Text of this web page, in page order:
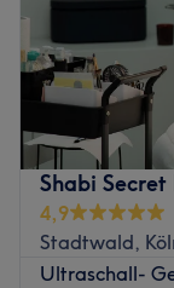
Shabi Secret
4,9
Stadtwald,
Ultraschall-